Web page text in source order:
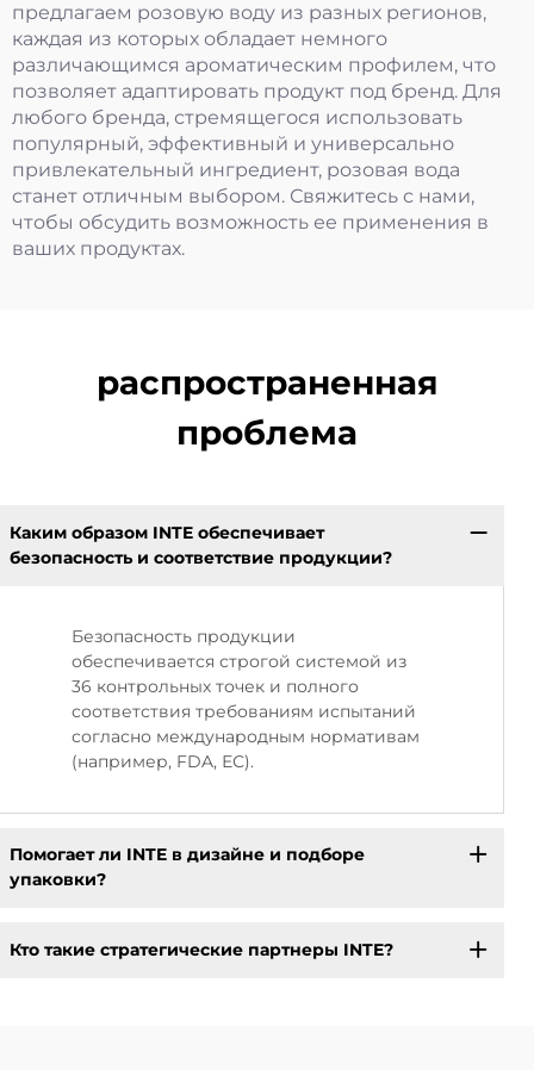
предлагаем розовую воду из разных регионов,
каждая из которых обладает немного
различающимся ароматическим профилем, что
позволяет адаптировать продукт под бренд. Для
любого бренда, стремящегося использовать
популярный, эффективный и универсально
привлекательный ингредиент, розовая вода
станет отличным выбором. Свяжитесь с нами,
чтобы обсудить возможность ее применения в
ваших продуктах.
распространенная
проблема
Каким образом INTE обеспечивает
безопасность и соответствие продукции?
Безопасность продукции
обеспечивается строгой системой из
36 контрольных точек и полного
соответствия требованиям испытаний
согласно международным нормативам
(например, FDA, ЕС).
Помогает ли INTE в дизайне и подборе
упаковки?
Кто такие стратегические партнеры INTE?